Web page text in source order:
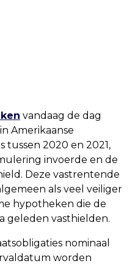
vandaag de dag
Amerikaanse
tussen 2020 en 2021,
invoerde en de
Deze vastrentende
als veel veiliger
hypotheken die de
geleden vasthielden.
nominaal
worden